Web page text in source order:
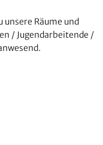
Räume und
/ Jugendarbeitende /